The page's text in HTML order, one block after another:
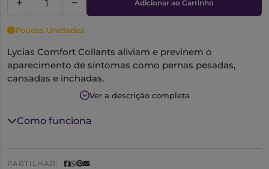
Adicionar ao Carrinho
Poucas Unidades
Lycias Comfort Collants aliviam e previnem o
aparecimento de sintomas como pernas pesadas,
cansadas e inchadas.
Compressão: 20 mmHg
Tamanho: 5
Ver a descrição completa
Como funciona
PARTILHAR: